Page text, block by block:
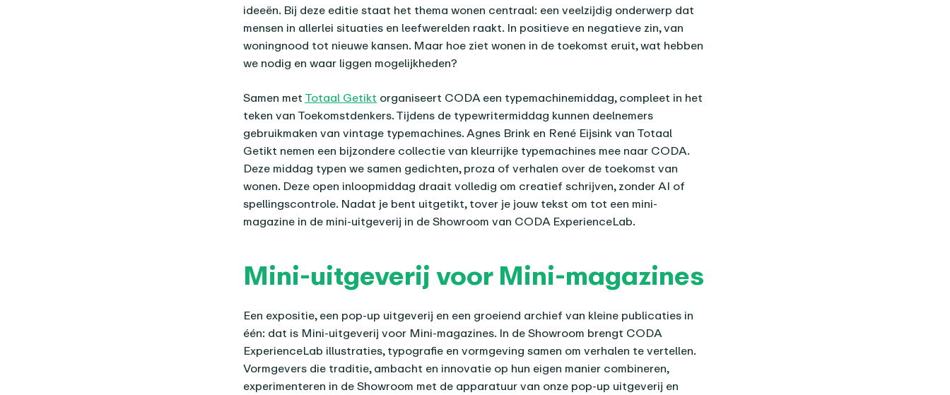
ideeën. Bij deze editie staat het thema wonen centraal: een veelzijdig onderwerp dat
mensen in allerlei situaties en leefwerelden raakt. In positieve en negatieve zin, van
woningnood tot nieuwe kansen. Maar hoe ziet wonen in de toekomst eruit, wat hebben
we nodig en waar liggen mogelijkheden?
Samen met Totaal Getikt organiseert CODA een typemachinemiddag, compleet in het
teken van Toekomstdenkers. Tijdens de typewritermiddag kunnen deelnemers
gebruikmaken van vintage typemachines. Agnes Brink en René Eijsink van Totaal
Getikt nemen een bijzondere collectie van kleurrijke typemachines mee naar CODA.
Deze middag typen we samen gedichten, proza of verhalen over de toekomst van
wonen. Deze open inloopmiddag draait volledig om creatief schrijven, zonder AI of
spellingscontrole. Nadat je bent uitgetikt, tover je jouw tekst om tot een mini-
magazine in de mini-uitgeverij in de Showroom van CODA ExperienceLab.
Mini-uitgeverij voor Mini-magazines
Een expositie, een pop-up uitgeverij en een groeiend archief van kleine publicaties in
één: dat is Mini-uitgeverij voor Mini-magazines. In de Showroom brengt CODA
ExperienceLab illustraties, typografie en vormgeving samen om verhalen te vertellen.
Vormgevers die traditie, ambacht en innovatie op hun eigen manier combineren,
experimenteren in de Showroom met de apparatuur van onze pop-up uitgeverij en